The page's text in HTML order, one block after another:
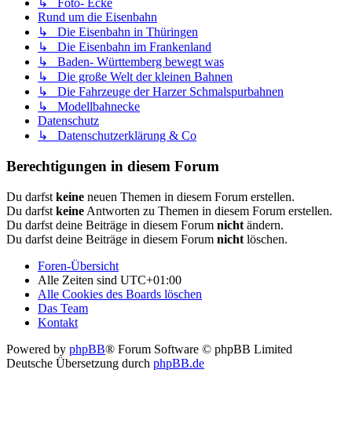
↳ Foto- Ecke
Rund um die Eisenbahn
↳ Die Eisenbahn in Thüringen
↳ Die Eisenbahn im Frankenland
↳ Baden- Württemberg bewegt was
↳ Die große Welt der kleinen Bahnen
↳ Die Fahrzeuge der Harzer Schmalspurbahnen
↳ Modellbahnecke
Datenschutz
↳ Datenschutzerklärung & Co
Berechtigungen in diesem Forum
Du darfst keine neuen Themen in diesem Forum erstellen.
Du darfst keine Antworten zu Themen in diesem Forum erstellen.
Du darfst deine Beiträge in diesem Forum nicht ändern.
Du darfst deine Beiträge in diesem Forum nicht löschen.
Foren-Übersicht
Alle Zeiten sind UTC+01:00
Alle Cookies des Boards löschen
Das Team
Kontakt
Powered by phpBB® Forum Software © phpBB Limited
Deutsche Übersetzung durch phpBB.de